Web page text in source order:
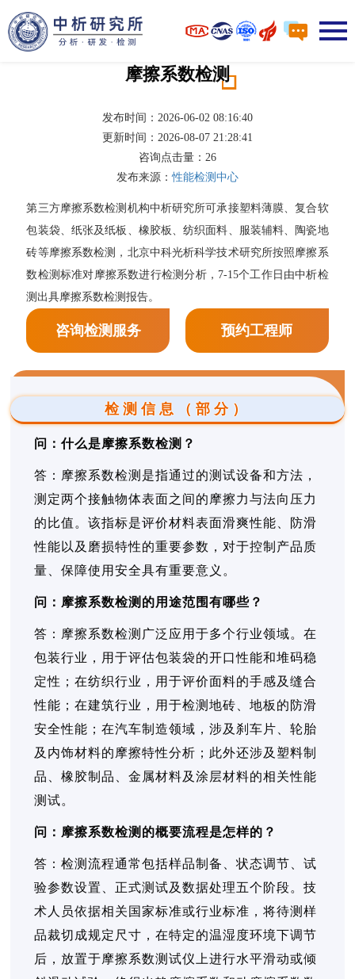
摩擦系数检测
发布时间：2026-06-02 08:16:40
更新时间：2026-08-07 21:28:41
咨询点击量： 26
发布来源：性能检测中心
第三方摩擦系数检测机构中析研究所可承接塑料薄膜、复合软
包装袋、纸张及纸板、橡胶板、纺织面料、服装辅料、陶瓷地
砖等摩擦系数检测，北京中科光析科学技术研究所按照摩擦系
数检测标准对摩擦系数进行检测分析，7-15个工作日由中析检
测出具摩擦系数检测报告。
咨询检测服务 预约工程师
检测信息（部分）
问：什么是摩擦系数检测？
答：摩擦系数检测是指通过的测试设备和方法，
测定两个接触物体表面之间的摩擦力与法向压力
的比值。该指标是评价材料表面滑爽性能、防滑
性能以及磨损特性的重要参数，对于控制产品质
量、保障使用安全具有重要意义。
问：摩擦系数检测的用途范围有哪些？
答：摩擦系数检测广泛应用于多个行业领域。在
包装行业，用于评估包装袋的开口性能和堆码稳
定性；在纺织行业，用于评价面料的手感及缝合
性能；在建筑行业，用于检测地砖、地板的防滑
安全性能；在汽车制造领域，涉及刹车片、轮胎
及内饰材料的摩擦特性分析；此外还涉及塑料制
品、橡胶制品、金属材料及涂层材料的相关性能
测试。
问：摩擦系数检测的概要流程是怎样的？
答：检测流程通常包括样品制备、状态调节、试
验参数设置、正式测试及数据处理五个阶段。技
术人员依据相关国家标准或行业标准，将待测样
品裁切成规定尺寸，在特定的温湿度环境下调节
后，放置于摩擦系数测试仪上进行水平滑动或倾